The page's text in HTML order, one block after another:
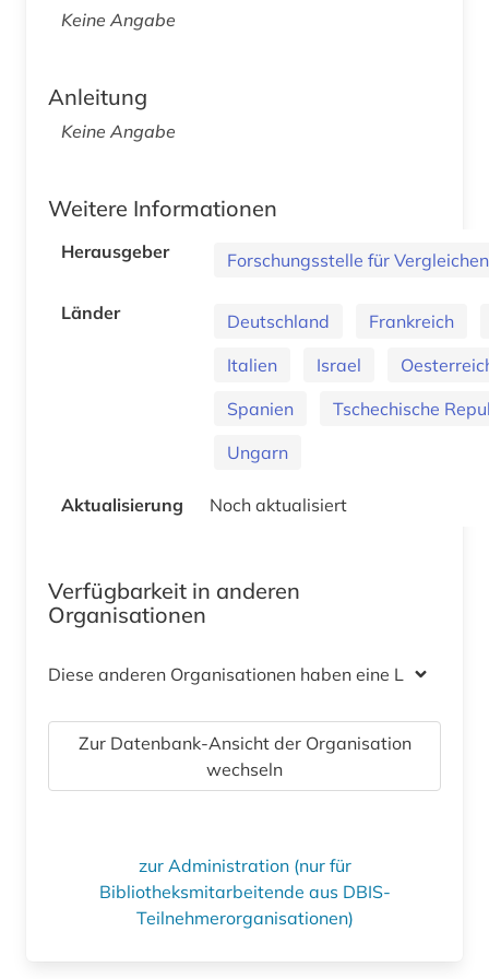
Keine Angabe
Anleitung
Keine Angabe
Weitere Informationen
Herausgeber Forschungsstelle für
Länder Deutschland
Frankreich
Italien
Israel
Spanien
Tschechische
Ungarn
Aktualisierung Noch aktualisiert
Verfügbarkeit in anderen
Organisationen
Diese anderen Organisationen haben eine Lizenz
Zur Datenbank-Ansicht der Organisation
wechseln
zur Administration (nur für
Bibliotheksmitarbeitende aus DBIS-
Teilnehmerorganisationen)